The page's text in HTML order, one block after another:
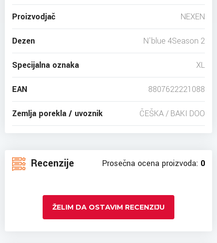
Proizvodjač NEXEN
Dezen N'blue 4Season 2
Specijalna oznaka XL
EAN 8807622221088
Zemlja porekla / uvoznik ČEŠKA / BAKI DOO
Recenzije Prosečna ocena proizvoda: 0
ŽELIM DA OSTAVIM RECENZIJU